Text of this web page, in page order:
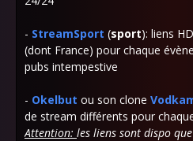
- StreamSport (sport): liens
(dont France) pour chaque
pubs intempestive
- Okelbut ou son clone
de stream différents pour
Attention: les liens sont dispo